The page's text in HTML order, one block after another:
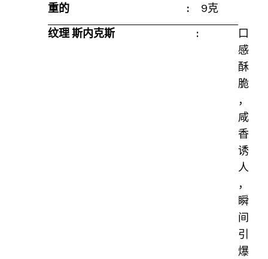
重的 : 9克
尺寸:不适用
纹理 斯内克斯 :
口
感
酥
脆
，
咸
香
诱
人
，
瞬
间
引
爆